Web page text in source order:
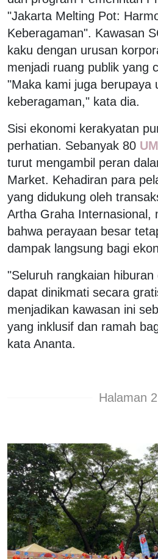
"Jakarta Melting Pot:
Keberagaman". Kawasan
kaku dengan urusan
menjadi ruang publik yang
"Maka kami juga berupaya
keberagaman," kata dia.
Sisi ekonomi kerakyatan
perhatian. Sebanyak 80
turut mengambil peran
Market. Kehadiran para
yang didukung oleh
Artha Graha Internasional,
bahwa perayaan besar
dampak langsung bagi
"Seluruh rangkaian
dapat dinikmati secara
menjadikan kawasan ini
yang inklusif dan ramah
kata Ananta.
Halaman